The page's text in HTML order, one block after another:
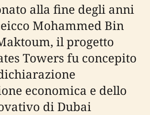
alla fine degli anni
Mohammed Bin
il progetto
Towers fu concepito
economica e dello
di Dubai